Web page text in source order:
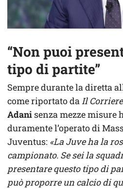
“Non puoi
tipo di partite”
Sempre durante la diretta
come riportato da Il
Adani senza mezze misure
duramente l’operato di
Juventus: «La Juve ha la
campionato. Se sei la
presentare questo tipo di
può proporre un calcio di